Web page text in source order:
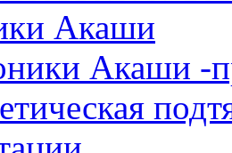
Акаши
Акаши -